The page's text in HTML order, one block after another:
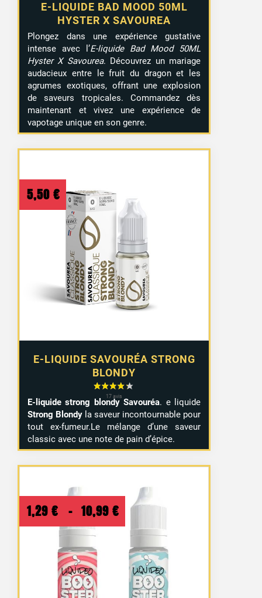
E-LIQUIDE BAD MOOD 50ML
HYSTER X SAVOUREA
Plongez dans une expérience gustative
intense avec l’E-liquide Bad Mood 50ML
Hyster X Savourea. Découvrez un mariage
audacieux entre le fruit du dragon et les
agrumes exotiques, offrant une explosion
de saveurs tropicales. Commandez dès
maintenant et vivez une expérience de
vapotage unique en son genre.
E-LIQUIDE SAVOURÉA STRONG
BLONDY
5,50 €
E-liquide strong blondy Savouréa. e liquide
Strong Blondy la saveur incontournable pour
tout ex-fumeur.Le mélange d’une saveur
classic avec une note de pain d’épice.
1,29 € – 10,99 €
Plage
de
prix :
1,29 €